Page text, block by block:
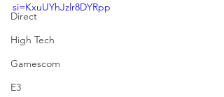
Direct
High Tech
Gamescom
E3
si=KxuUYhJzlr8DYRpp